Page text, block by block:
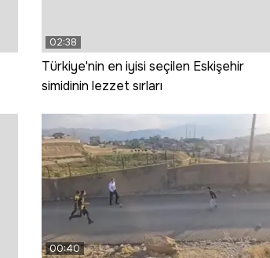
02:38
Türkiye'nin en iyisi seçilen Eskişehir
simidinin lezzet sırları
00:40